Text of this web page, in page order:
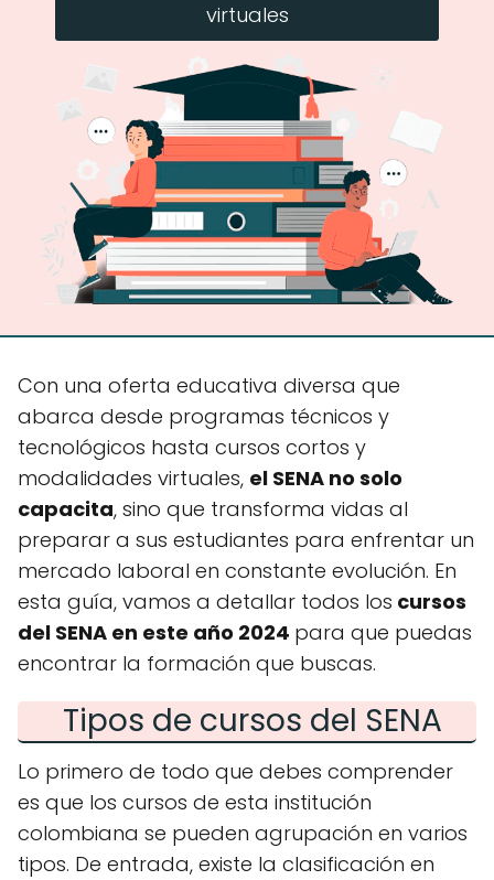
virtuales
Con una oferta educativa diversa que
abarca desde programas técnicos y
tecnológicos hasta cursos cortos y
modalidades virtuales, el SENA no solo
capacita, sino que transforma vidas al
preparar a sus estudiantes para enfrentar un
mercado laboral en constante evolución. En
esta guía, vamos a detallar todos los cursos
del SENA en este año 2024 para que puedas
encontrar la formación que buscas.
Tipos de cursos del SENA
Lo primero de todo que debes comprender
es que los cursos de esta institución
colombiana se pueden agrupación en varios
tipos. De entrada, existe la clasificación en